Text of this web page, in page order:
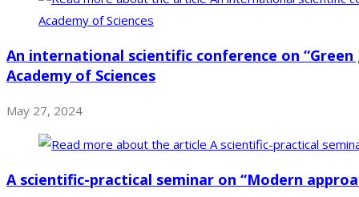
An international scientific conference on
Academy of Sciences
May 27, 2024
A scientific-practical seminar on “Modern